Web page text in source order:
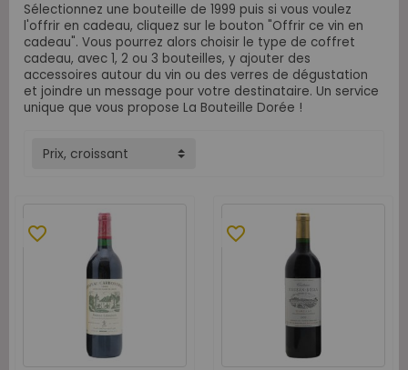
Sélectionnez une bouteille de 1999 puis si vous voulez
l'offrir en cadeau, cliquez sur le bouton "Offrir ce vin en
cadeau". Vous pourrez alors choisir le type de coffret
cadeau, avec 1, 2 ou 3 bouteilles, y ajouter des
accessoires autour du vin ou des verres de dégustation
et joindre un message pour votre destinataire. Un service
unique que vous propose La Bouteille Dorée !
Prix, croissant
favorite_border favorite_border